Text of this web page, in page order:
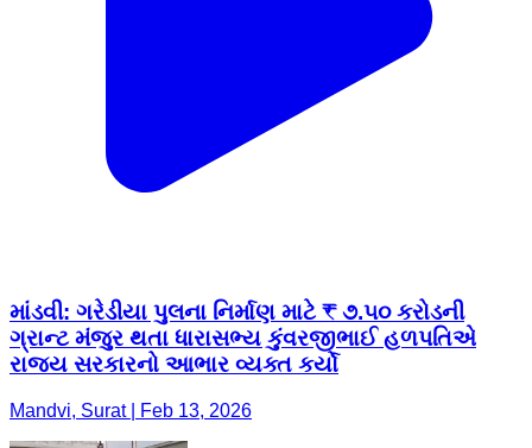
માંડવી: ગરેડીયા પુલના નિર્માણ માટે ₹ ૭.૫૦ કરોડની
ગ્રાન્ટ મંજુર થતા ધારાસભ્ય કુંવરજીભાઈ હળપતિએ
રાજ્ય સરકારનો આભાર વ્યક્ત કર્યો
Mandvi, Surat | Feb 13, 2026